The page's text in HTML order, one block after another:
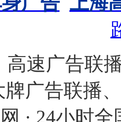
高速广告联
牌广告联播
· 24小时